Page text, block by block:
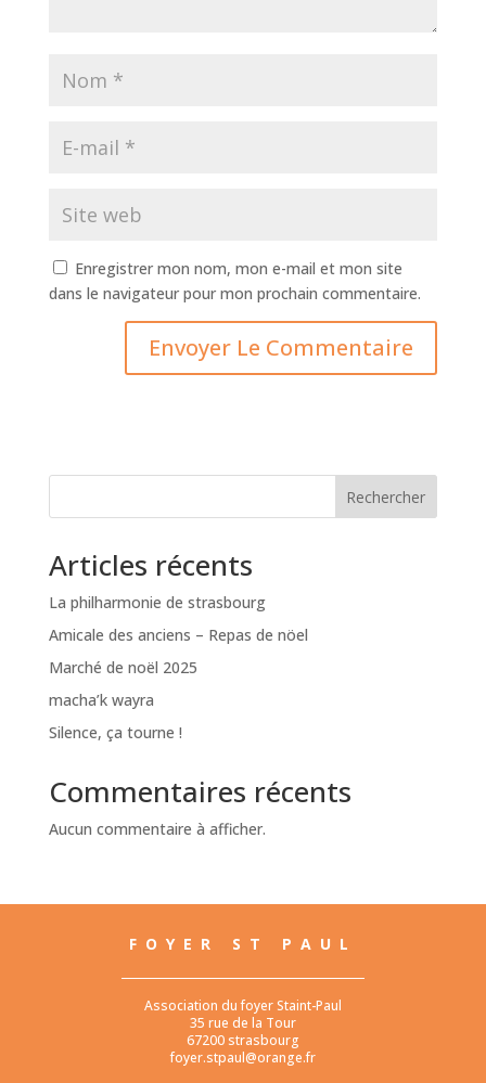
Enregistrer mon nom, mon e-mail et mon site
dans le navigateur pour mon prochain commentaire.
Rechercher
Articles récents
La philharmonie de strasbourg
Amicale des anciens – Repas de nöel
Marché de noël 2025
macha’k wayra
Silence, ça tourne !
Commentaires récents
Aucun commentaire à afficher.
FOYER ST PAUL
Association du foyer Staint-Paul
35 rue de la Tour
67200 strasbourg
foyer.stpaul@orange.fr